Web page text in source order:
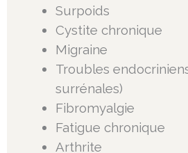
Surpoids
Cystite chronique
Migraine
Troubles
surrénales)
Fibromyalgie
Fatigue chronique
Arthrite